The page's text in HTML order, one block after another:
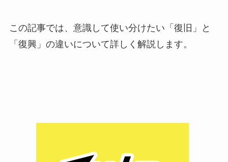
この記事では、意識して使い分けたい「復旧」と
「復興」の違いについて詳しく解説します。